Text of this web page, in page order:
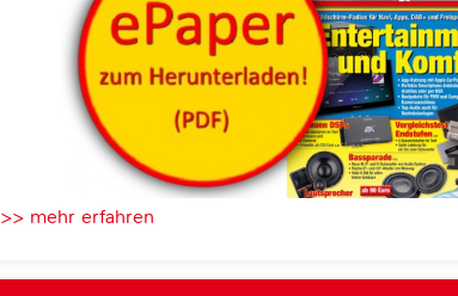
>> mehr erfahren